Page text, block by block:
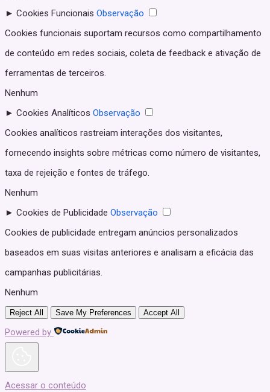
► Cookies Funcionais Observação
Cookies funcionais suportam recursos como compartilhamento
de conteúdo em redes sociais, coleta de feedback e ativação de
ferramentas de terceiros.
Nenhum
► Cookies Analíticos Observação
Cookies analíticos rastreiam interações dos visitantes,
fornecendo insights sobre métricas como número de visitantes,
taxa de rejeição e fontes de tráfego.
Nenhum
► Cookies de Publicidade Observação
Cookies de publicidade entregam anúncios personalizados
baseados em suas visitas anteriores e analisam a eficácia das
campanhas publicitárias.
Nenhum
Reject All Save My Preferences Accept All
Powered by
Acessar o conteúdo